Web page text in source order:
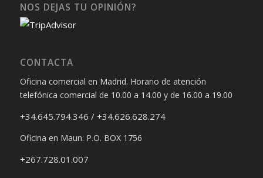
NOS DEJAS TU OPINIÓN?
CONTACTA
Oficina comercial en Madrid. Horario de atención
telefónica comercial de 10.00 a 14.00 y de 16.00 a 19.00
+34.645.794.346 / +34.626.628.274
Oficina en Maun: P.O. BOX 1756
+267.728.01.007